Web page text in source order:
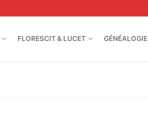
FLORESCIT & LUCET GÉNÉALOGIE